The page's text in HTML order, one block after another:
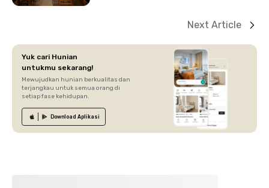
Next Article
Yuk cari Hunian
untukmu sekarang!
Mewujudkan hunian berkualitas dan
terjangkau untuk semua orang di
setiap fase kehidupan.
Download Aplikasi